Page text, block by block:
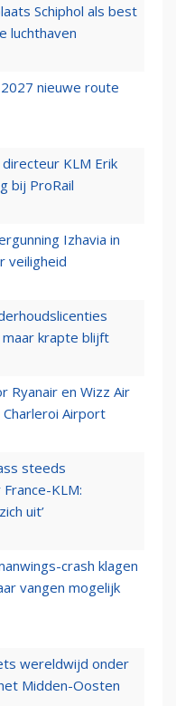
Schiphol als best
luchthaven
nieuwe route
KLM Erik
bij ProRail
Izhavia in
veiligheid
krapte blijft
Ryanair en Wizz Air
Airport
steeds
KLM:
uit’
crash klagen
vangen mogelijk
wereldwijd onder
Midden-Oosten